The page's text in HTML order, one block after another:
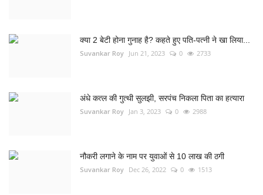
क्या 2 बेटी होना गुनाह है? कहते हुए पति-पत्नी ने खा लिया...
Suvankar Roy Jun 21, 2023 0 2733
अंधे कत्ल की गुत्थी सुलझी, सरपंच निकला पिता का हत्यारा
Suvankar Roy Jan 3, 2023 0 2988
नौकरी लगाने के नाम पर युवाओं से 10 लाख की ठगी
Suvankar Roy Dec 26, 2022 0 1513